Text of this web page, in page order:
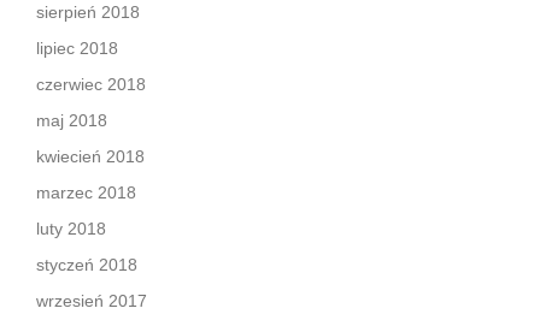
sierpień 2018
lipiec 2018
czerwiec 2018
maj 2018
kwiecień 2018
marzec 2018
luty 2018
styczeń 2018
wrzesień 2017